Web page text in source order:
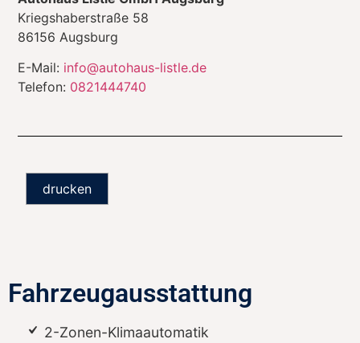
Kriegshaberstraße 58
86156 Augsburg
E-Mail: info@autohaus-listle.de
Telefon: 0821444740
drucken
Fahrzeugausstattung
2-Zonen-Klimaautomatik